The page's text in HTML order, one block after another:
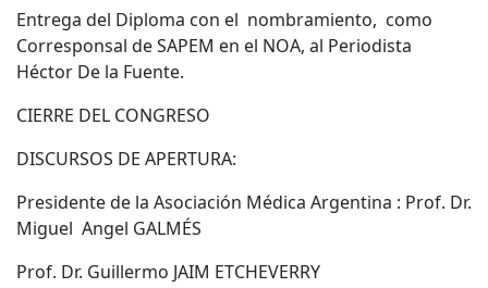
Entrega del Diploma con el nombramiento, como
Corresponsal de SAPEM en el NOA, al Periodista
Héctor De la Fuente.
CIERRE DEL CONGRESO
DISCURSOS DE APERTURA:
Presidente de la Asociación Médica Argentina : Prof. Dr.
Miguel Angel GALMÉS
Prof. Dr. Guillermo JAIM ETCHEVERRY